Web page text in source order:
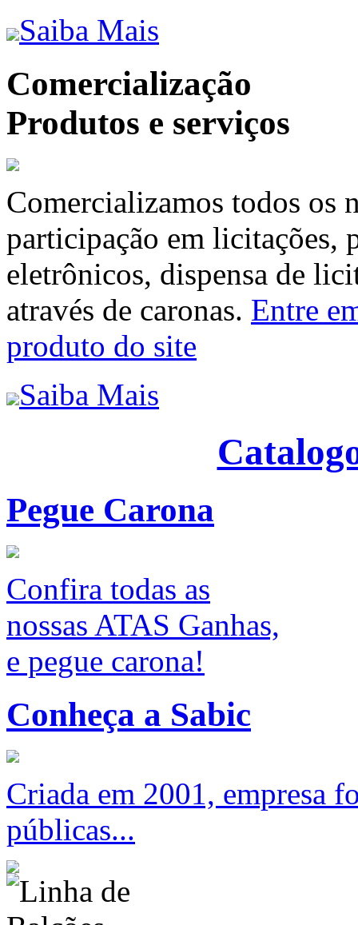
Saiba Mais
Comercialização
Produtos e serviços
Comercializamos todos os
participação em licitações,
eletrônicos, dispensa de
através de caronas. Entre
produto do site
Saiba Mais
Pegue Carona
Confira todas as
nossas ATAS Ganhas,
e pegue carona!
Conheça a Sabic
Criada em 2001, empresa
públicas...